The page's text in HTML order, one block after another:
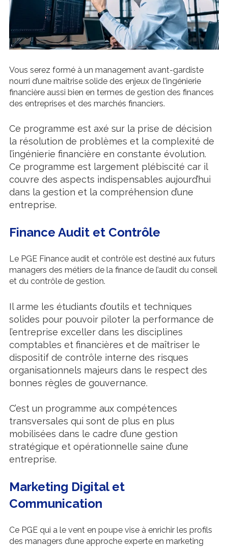
Vous serez formé à un management avant-gardiste
nourri d’une maîtrise solide des enjeux de l’ingénierie
financière aussi bien en termes de gestion des finances
des entreprises et des marchés financiers.
Ce programme est axé sur la prise de décision
la résolution de problèmes et la complexité de
l’ingénierie financière en constante évolution.
Ce programme est largement plébiscité car il
couvre des aspects indispensables aujourd’hui
dans la gestion et la compréhension d’une
entreprise.
Finance Audit et Contrôle
Le PGE Finance audit et contrôle est destiné aux futurs
managers des métiers de la finance de l’audit du conseil
et du contrôle de gestion.
Il arme les étudiants d’outils et techniques
solides pour pouvoir piloter la performance de
l’entreprise exceller dans les disciplines
comptables et financières et de maîtriser le
dispositif de contrôle interne des risques
organisationnels majeurs dans le respect des
bonnes règles de gouvernance.
C’est un programme aux compétences
transversales qui sont de plus en plus
mobilisées dans le cadre d’une gestion
stratégique et opérationnelle saine d’une
entreprise.
Marketing Digital et
Communication
Ce PGE qui a le vent en poupe vise à enrichir les profils
des managers d’une approche experte en marketing